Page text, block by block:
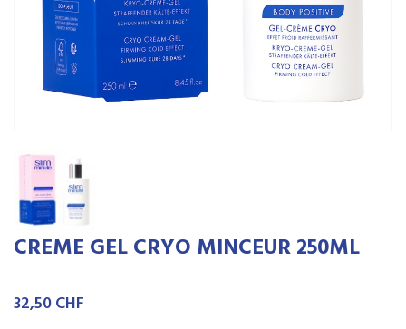
CREME GEL CRYO MINCEUR 250ML
32,50 CHF